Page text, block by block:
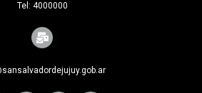
Tel: 4000000